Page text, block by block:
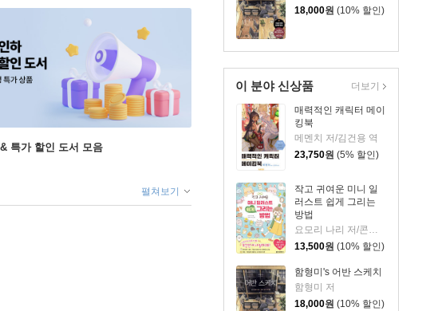
18,000원 (10% 할인)
이 분야 신상품
매력적인 캐릭터 메이
킹북
메멘치 저/김건용 역
23,750원 (5% 할인)
작고 귀여운 미니 일
러스트 쉽게 그리는
방법
요모리 나리 저/콘텐츠 연구소 역
13,500원 (10% 할인)
함형미's 어반 스케치
함형미 저
18,000원 (10% 할인)
더보기
특가 할인 도서 모음
펼쳐보기